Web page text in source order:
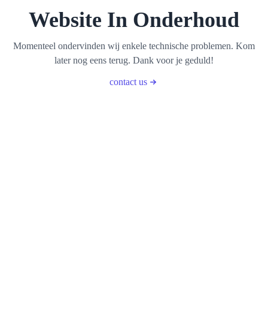
Website In Onderhoud
Momenteel ondervinden wij enkele technische problemen. Kom
later nog eens terug. Dank voor je geduld!
contact us